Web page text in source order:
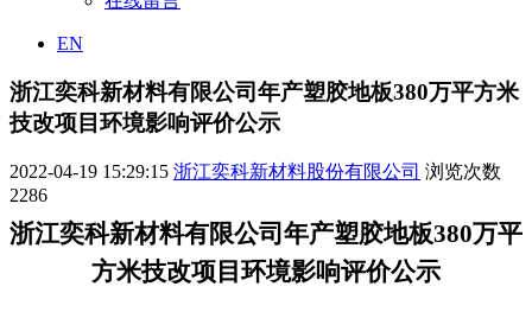
EN
浙江奕科新材料有限公司年产塑胶地板380万平方米
技改项目环境影响评价公示
2022-04-19 15:29:15 浙江奕科新材料股份有限公司 浏览次数
2286
浙江奕科新材料有限公司年产塑胶地板380万平
方米技改项目环境影响评价公示